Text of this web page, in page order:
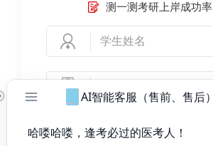
测一测考研上岸成功率